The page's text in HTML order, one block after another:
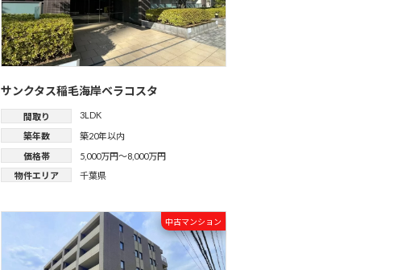
サンクタス稲毛海岸ベラコスタ
間取り 3LDK
築年数
築20年以内
価格帯
5,000万円～8,000万円
物件エリア
千葉県
中古マンション